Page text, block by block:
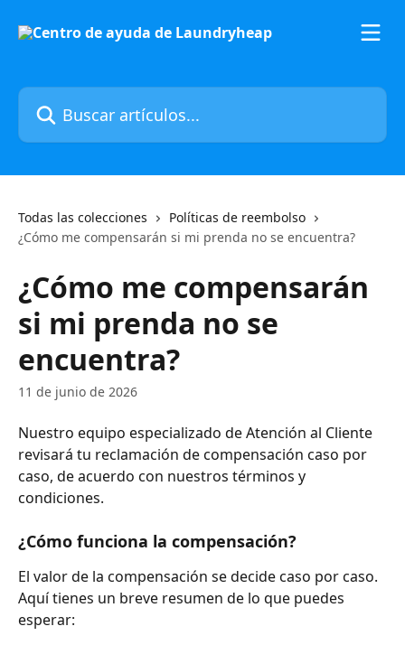
Buscar artículos...
Todas las colecciones
Políticas de reembolso
¿Cómo me compensarán si mi prenda no se encuentra?
¿Cómo me compensarán
si mi prenda no se
encuentra?
11 de junio de 2026
Nuestro equipo especializado de Atención al Cliente
revisará tu reclamación de compensación caso por
caso, de acuerdo con nuestros términos y
condiciones.
¿Cómo funciona la compensación?
El valor de la compensación se decide caso por caso.
Aquí tienes un breve resumen de lo que puedes
esperar: